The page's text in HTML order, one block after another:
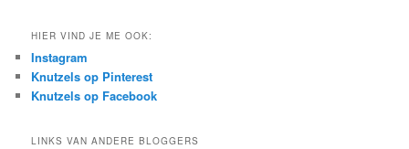
HIER VIND JE ME OOK:
Instagram
Knutzels op Pinterest
Knutzels op Facebook
LINKS VAN ANDERE BLOGGERS